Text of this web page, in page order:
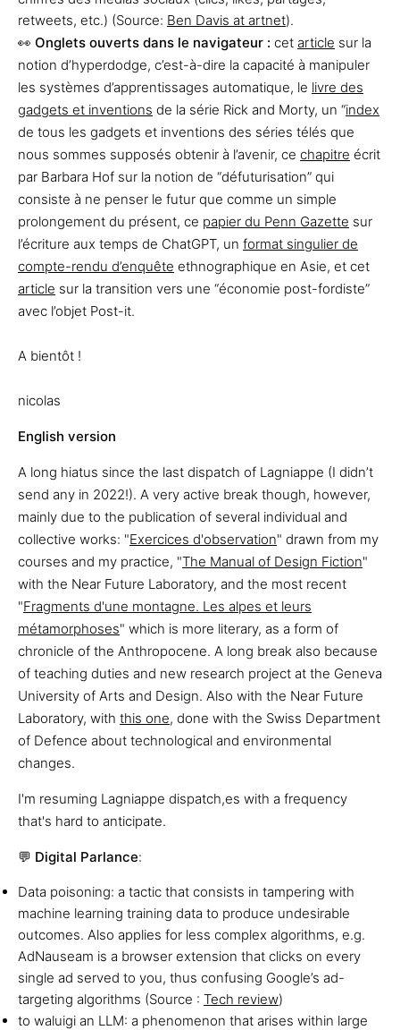
retweets, etc.) (Source: Ben Davis at artnet).
👀 Onglets ouverts dans le navigateur : cet article sur la
notion d’hyperdodge, c’est-à-dire la capacité à manipuler
les systèmes d’apprentissages automatique, le livre des
gadgets et inventions de la série Rick and Morty, un “index
de tous les gadgets et inventions des séries télés que
nous sommes supposés obtenir à l’avenir, ce chapitre écrit
par Barbara Hof sur la notion de “défuturisation” qui
consiste à ne penser le futur que comme un simple
prolongement du présent, ce papier du Penn Gazette sur
l’écriture aux temps de ChatGPT, un format singulier de
compte-rendu d’enquête ethnographique en Asie, et cet
article sur la transition vers une “économie post-fordiste”
avec l’objet Post-it.
A bientôt !
nicolas
English version
A long hiatus since the last dispatch of Lagniappe (I didn’t
send any in 2022!). A very active break though, however,
mainly due to the publication of several individual and
collective works: "Exercices d'observation" drawn from my
courses and my practice, "The Manual of Design Fiction"
with the Near Future Laboratory, and the most recent
"Fragments d'une montagne. Les alpes et leurs
métamorphoses" which is more literary, as a form of
chronicle of the Anthropocene. A long break also because
of teaching duties and new research project at the Geneva
University of Arts and Design. Also with the Near Future
Laboratory, with this one, done with the Swiss Department
of Defence about technological and environmental
changes.
I'm resuming Lagniappe dispatch,es with a frequency
that's hard to anticipate.
💬 Digital Parlance:
Data poisoning: a tactic that consists in tampering with
machine learning training data to produce undesirable
outcomes. Also applies for less complex algorithms, e.g.
AdNauseam is a browser extension that clicks on every
single ad served to you, thus confusing Google’s ad-
targeting algorithms (Source : Tech review)
to waluigi an LLM: a phenomenon that arises within large